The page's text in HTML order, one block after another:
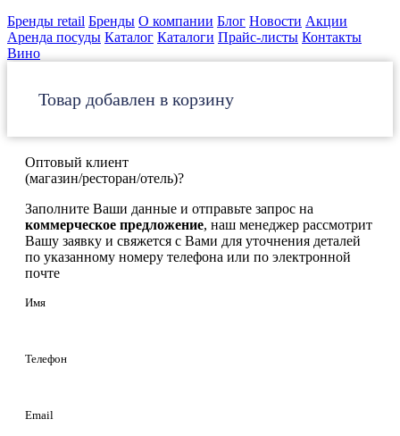
Бренды retail Бренды О компании Блог Новости Акции
Аренда посуды Каталог Каталоги Прайс-листы Контакты
Вино
Товар добавлен в корзину
Оптовый клиент
(магазин/ресторан/отель)?
Заполните Ваши данные и отправьте запрос на
коммерческое предложение, наш менеджер рассмотрит
Вашу заявку и свяжется с Вами для уточнения деталей
по указанному номеру телефона или по электронной
почте
Имя
Телефон
Email